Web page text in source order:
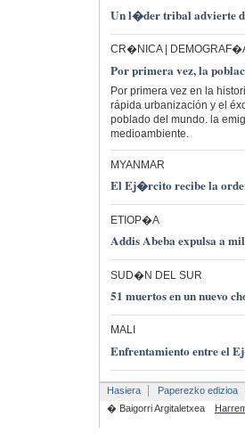
Un l�der tribal advierte
CR�NICA |
Por primera vez, la
Por primera vez en la
rápida urbanización y el
poblado del mundo. la
medioambiente.
MYANMAR
El Ej�rcito recibe la
ETIOP�A
Addis Abeba expulsa a
SUD�N DEL SUR
51 muertos en un nuevo
MALI
Enfrentamiento entre el
Hasiera Paperezko edizioa
� Baigorri Argitaletxea